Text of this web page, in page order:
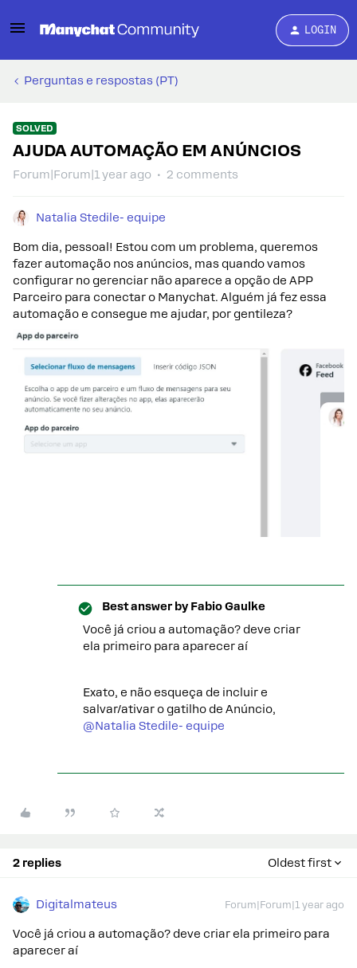
LOGIN
Perguntas e respostas (PT)
SOLVED
AJUDA AUTOMAÇÃO EM ANÚNCIOS
Forum|Forum|1 year ago 2 comments
Natalia Stedile- equipe
Bom dia, pessoal! Estou com um problema, queremos
fazer automação nos anúncios, mas quando vamos
configurar no gerenciar não aparece a opção de APP
Parceiro para conectar o Manychat. Alguém já fez essa
automação e consegue me ajudar, por gentileza?
Best answer by Fabio Gaulke
Você já criou a automação? deve criar
ela primeiro para aparecer aí
Exato, e não esqueça de incluir e
salvar/ativar o gatilho de Anúncio,
@Natalia Stedile- equipe
2 replies Oldest first
Digitalmateus Forum|Forum|1 year ago
Você já criou a automação? deve criar ela primeiro para
aparecer aí